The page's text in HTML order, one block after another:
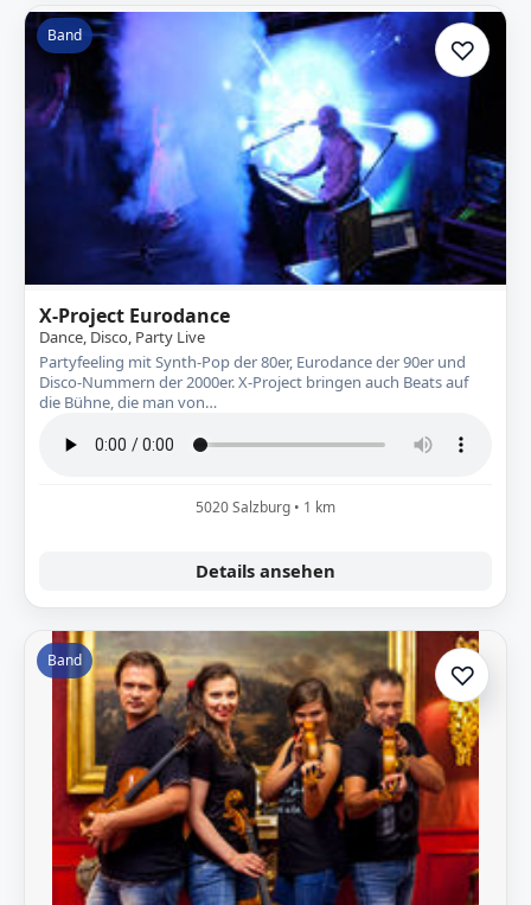
Band ♡Zur
X-Project Eurodance
Dance, Disco, Party Live
Partyfeeling mit Synth-Pop der 80er, Eurodance der 90er und
Disco-Nummern der 2000er. X-Project bringen auch Beats auf
die Bühne, die man von…
5020 Salzburg • 1 km
Details ansehen
Band ♡Zur